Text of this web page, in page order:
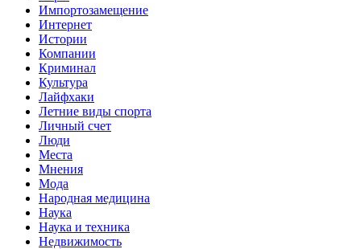
Импортозамещение
Интернет
Истории
Компании
Криминал
Культура
Лайфхаки
Летние виды спорта
Личный счет
Люди
Места
Мнения
Мода
Народная медицина
Наука
Наука и техника
Недвижимость